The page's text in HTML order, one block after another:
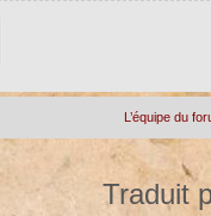
L’équipe du
Traduit